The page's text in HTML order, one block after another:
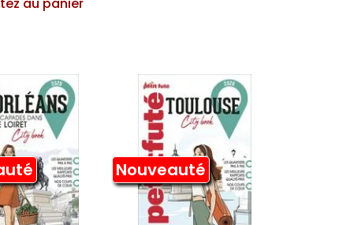
Nouveauté